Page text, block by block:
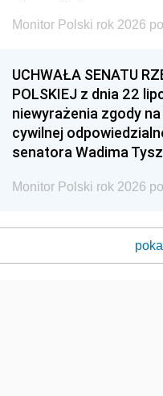
Monitor Polski rok 2026
UCHWAŁA SENATU
POLSKIEJ z dnia 22
niewyrażenia zgody
cywilnej
senatora Wadima
Monitor Polski rok 2026